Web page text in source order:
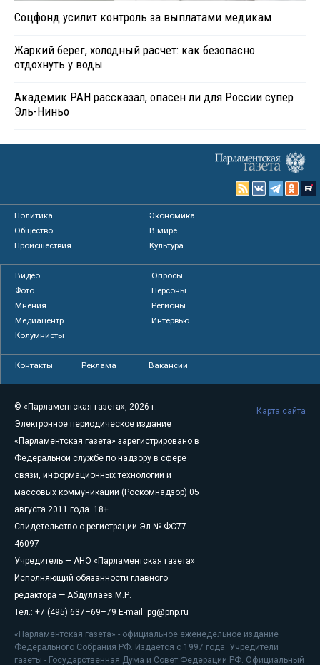
Соцфонд усилит контроль за выплатами медикам
Жаркий берег, холодный расчет: как безопасно
отдохнуть у воды
Академик РАН рассказал, опасен ли для России супер
Эль-Ниньо
Политика
Экономика
Общество
В мире
Происшествия
Культура
Видео
Опросы
Фото
Персоны
Мнения
Регионы
Медиацентр
Интервью
Колумнисты
Контакты Реклама Вакансии
© «Парламентская газета», 2026 г.
Электронное периодическое издание
«Парламентская газета» зарегистрировано в
Федеральной службе по надзору в сфере
связи, информационных технологий и
массовых коммуникаций (Роскомнадзор) 05
августа 2011 года. 18+
Свидетельство о регистрации Эл № ФС77-
46097
Учредитель — АНО «Парламентская газета»
Исполняющий обязанности главного
редактора — Абдуллаев М.Р.
Тел.: +7 (495) 637–69–79 E-mail: pg@pnp.ru
«Парламентская газета» - официальное еженедельное издание
Федерального Собрания РФ. Издается с 1997 года. Учредители
газеты - Государственная Дума и Совет Федерации РФ. Официальный
Карта сайта